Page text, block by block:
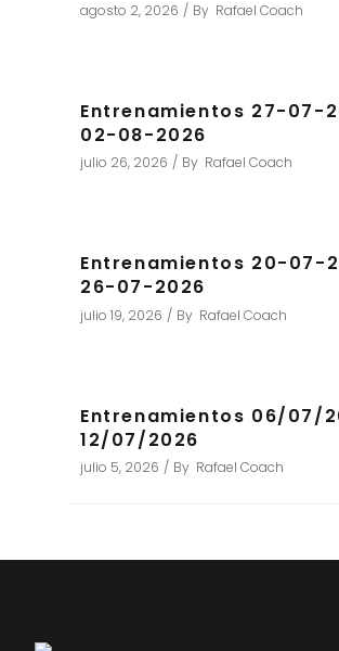
agosto 2, 2026 By Rafael Coach
Entrenamientos 27-07-
02-08-2026
julio 26, 2026 By Rafael Coach
Entrenamientos 20-07-
26-07-2026
julio 19, 2026 By Rafael Coach
Entrenamientos 06/07/
12/07/2026
julio 5, 2026 By Rafael Coach